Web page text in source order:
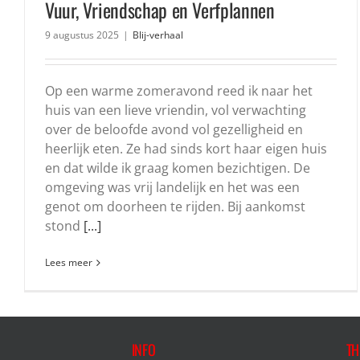
Vuur, Vriendschap en Verfplannen
9 augustus 2025 | Blij-verhaal
Op een warme zomeravond reed ik naar het
huis van een lieve vriendin, vol verwachting
over de beloofde avond vol gezelligheid en
heerlijk eten. Ze had sinds kort haar eigen huis
en dat wilde ik graag komen bezichtigen. De
omgeving was vrij landelijk en het was een
genot om doorheen te rijden. Bij aankomst
stond [...]
Lees meer
INFO